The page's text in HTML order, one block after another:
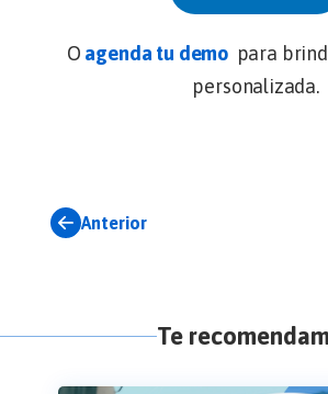
O agenda tu demo para
personalizada.
Anterior
Te